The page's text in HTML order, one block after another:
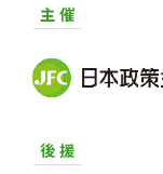
主 催
後 援